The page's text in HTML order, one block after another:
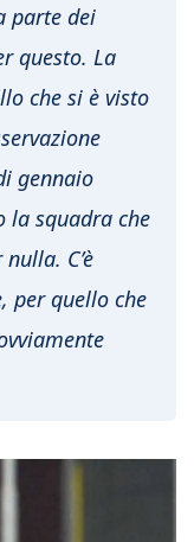
parte dei
questo. La
che si è visto
gennaio
la squadra che
C’è
per quello che